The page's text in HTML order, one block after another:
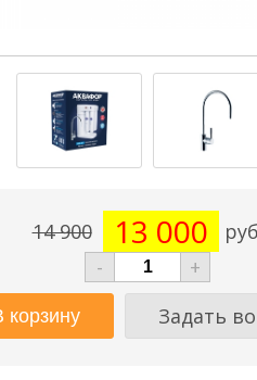
14 900 13 000
-
+
Задать